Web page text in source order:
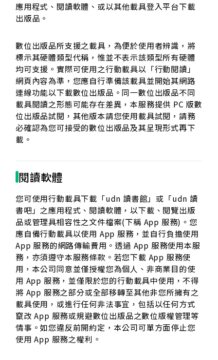
應用程式、閱讀軟體、或以其他載具登入平台下載
出版品。
數位出版品所支援之載具，為便於使用者辨識，將
標示其硬體類型代稱，惟並不表示該類型所有硬體
均可支援。實際可使用之行動載具以「行動閱讀」
網頁內容為準，您應自行準備該載具並開始其網路
連線功能以下載數位出版品。同一數位出版品不同
載具閱讀之形態可能存在差異，本服務提供 PC 版數
位出版品試閱，其他版本請您使用載具試閱，請務
必確認為您可接受的數位出版品及其呈現形式再下
載。
閱讀軟體
您可使用行動載具下載「udn 讀書館」或「udn 讀
書吧」之應用程式、閱讀軟體，以下載、閱覽出版
品或管理具相容性之文件檔案(下稱 App 服務)。您
應自備行動載具以使用 App 服務，並自行負擔使用
App 服務的網路傳輸費用。透過 App 服務使用本服
務，亦須遵守本服務條款。若您下載 App 服務使
用，本公司同意並僅授權您為個人、非商業目的使
用 App 服務，並僅限於您的行動載具中使用，不得
將 App 服務之部分或全部移轉至其他非您所擁有之
載具使用，或進行任何非法事宜，包括以任何方式
竄改 App 服務或規避數位出版品之數位版權管理等
情事。如您違反前開約定，本公司可單方面停止您
使用 App 服務之權利。